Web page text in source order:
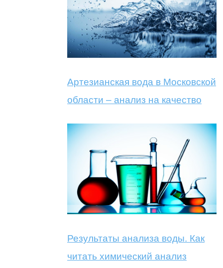
Артезианская вода в Московской
области – анализ на качество
Результаты анализа воды. Как
читать химический анализ